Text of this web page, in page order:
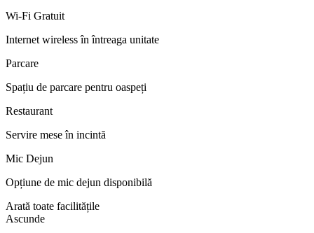
Wi-Fi Gratuit
Internet wireless în întreaga unitate
Parcare
Spațiu de parcare pentru oaspeți
Restaurant
Servire mese în incintă
Mic Dejun
Opțiune de mic dejun disponibilă
Arată toate facilitățile
Ascunde